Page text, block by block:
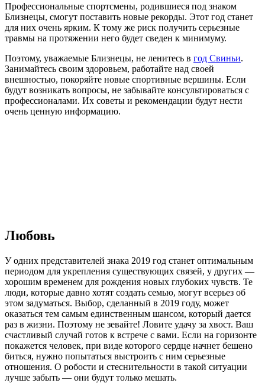
Профессиональные спортсмены, родившиеся под знаком
Близнецы, смогут поставить новые рекорды. Этот год станет
для них очень ярким. К тому же риск получить серьезные
травмы на протяжении него будет сведен к минимуму.
Поэтому, уважаемые Близнецы, не ленитесь в год Свиньи.
Занимайтесь своим здоровьем, работайте над своей
внешностью, покоряйте новые спортивные вершины. Если
будут возникать вопросы, не забывайте консультироваться с
профессионалами. Их советы и рекомендации будут нести
очень ценную информацию.
Любовь
У одних представителей знака 2019 год станет оптимальным
периодом для укрепления существующих связей, у других —
хорошим временем для рождения новых глубоких чувств. Те
люди, которые давно хотят создать семью, могут всерьез об
этом задуматься. Выбор, сделанный в 2019 году, может
оказаться тем самым единственным шансом, который дается
раз в жизни. Поэтому не зевайте! Ловите удачу за хвост. Ваш
счастливый случай готов к встрече с вами. Если на горизонте
покажется человек, при виде которого сердце начнет бешено
биться, нужно попытаться выстроить с ним серьезные
отношения. О робости и стеснительности в такой ситуации
лучше забыть — они будут только мешать.